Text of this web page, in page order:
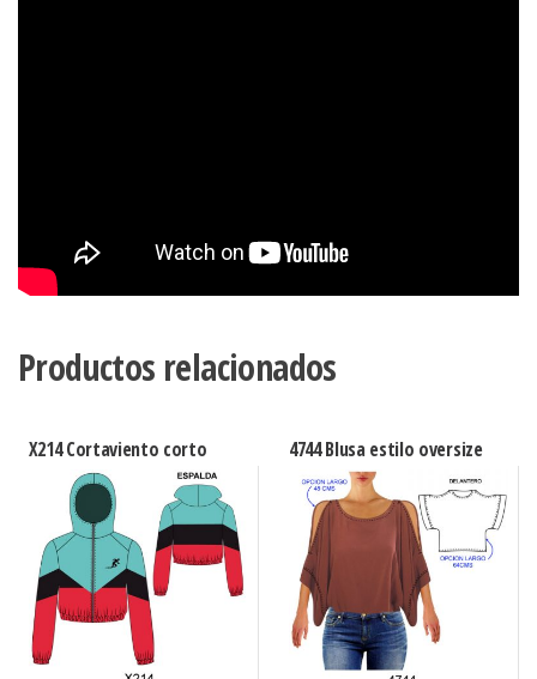
Productos relacionados
X214 Cortaviento corto 4744 Blusa estilo oversize